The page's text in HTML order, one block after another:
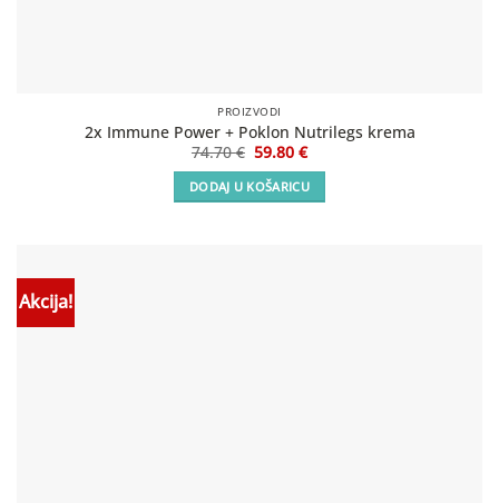
PROIZVODI
2x Immune Power + Poklon Nutrilegs krema
74.70€ Izvorna
cijena
bila
je:
74.70 €.
59.80€Trenutna
cijena
je:
59.80 €.
DODAJ U KOŠARICU
Akcija!